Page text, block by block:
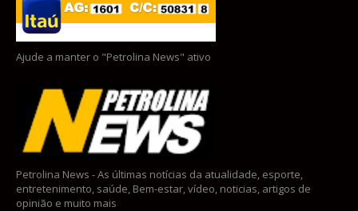
Ajude a manter o "Petrolina News" ativo
Petrolina News - As últimas notícias da atualidade, esporte,
entretenimento, saúde, Bem-estar, vídeo, noticias, artigos de
opinião e muito mais